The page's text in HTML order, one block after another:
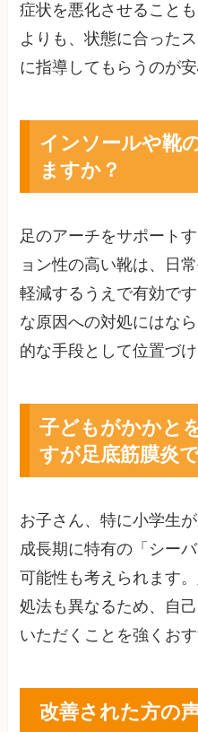
症状を悪化させること
よりも、状態に合った
に指導してもらうのが安
インソールや靴
ますか？
足のアーチをサポート
ョン性の高い靴は、日
軽減するうえで有効で
な原因への対処にはな
的な手段として位置づ
子どもがかかと
すが足底筋膜炎
お子さん、特に小学生
成長期に特有の「シー
可能性も考えられます
処法も異なるため、自
いただくことを強くおす
改善された方の